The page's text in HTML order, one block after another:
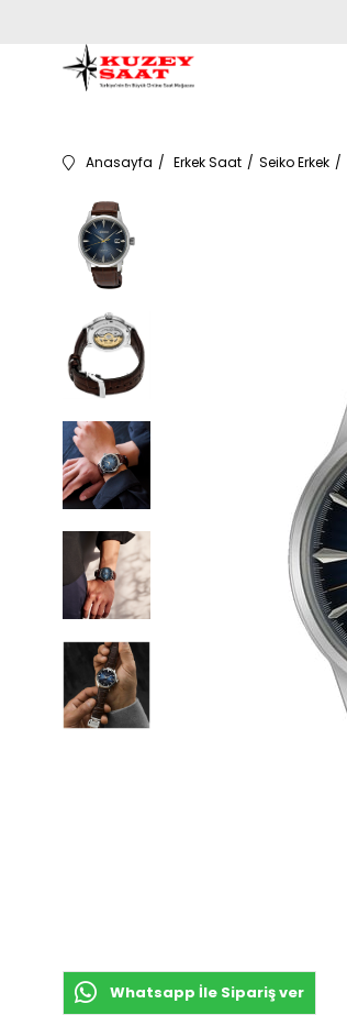
Anasayfa Erkek Saat Seiko Erkek
Whatsapp İle Sipariş ver